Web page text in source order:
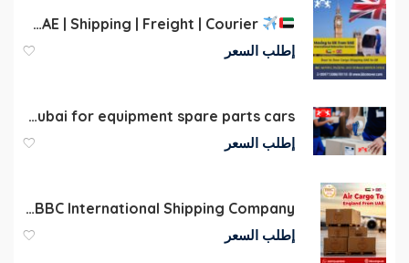
Cargo to UK | Dubai | UAE | Shipping | Freight | Courier
إطلب السعر
Storage company in Dubai for equipment spare parts cars
إطلب السعر
Dubai to UK Cargo Charges Per KG | BBC International Shipping Company
إطلب السعر